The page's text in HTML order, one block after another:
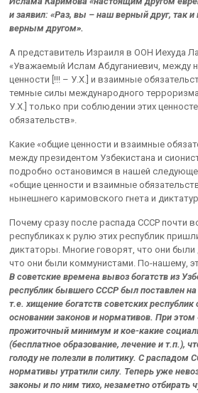
и заявил: «Раз, вы – наш верный друг,
верным другом».
А представитель Израиля в ООН Иехуда
«Уважаемый Ислам Абдуганиевич, между
ценности [!!! – У.Х.] и взаимные
темные силы международного
У.Х.] только при соблюдении этих
обязательств».
Какие «общие ценности и взаимные
между президентом Узбекистана и
подробно остановимся в нашей
«общие ценности и взаимные
нынешнего каримовского гнета и
Почему сразу после распада СССР почти
республиках к рулю этих республик
диктаторы. Многие говорят, что они были
что они были коммунистами. По-нашему,
В советские времена вывоз богатств из
республик бывшего СССР был поставлен на
т.е. хищение богатств советских
основании законов и нормативов. При
прожиточный минимум и кое-какие
(бесплатное образование, лечение и т.п.),
голоду не полезли в политику. С распадом
нормативы утратили силу. Теперь уже
законы и по ним тихо, незаметно отбирать